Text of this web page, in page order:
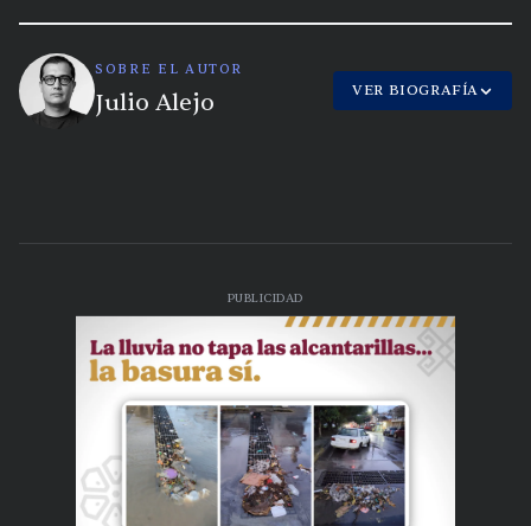
SOBRE EL AUTOR
Julio Alejo VER BIOGRAFÍA
PUBLICIDAD